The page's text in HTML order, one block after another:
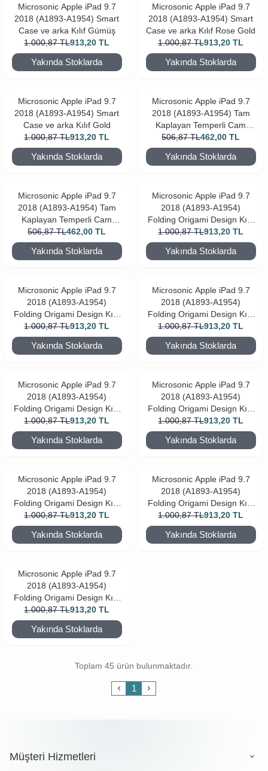
Microsonic Apple iPad 9.7
2018 (A1893-A1954) Smart
Case ve arka Kılıf Gümüş
1.000,87 TL913,20 TL
Yakında Stoklarda
Microsonic Apple iPad 9.7
2018 (A1893-A1954) Smart
Case ve arka Kılıf Rose Gold
1.000,87 TL913,20 TL
Yakında Stoklarda
Microsonic Apple iPad 9.7
2018 (A1893-A1954) Smart
Case ve arka Kılıf Gold
1.000,87 TL913,20 TL
Yakında Stoklarda
Microsonic Apple iPad 9.7
2018 (A1893-A1954) Tam
Kaplayan Temperli Cam
Ekran Koruyucu Beyaz
506,87 TL462,00 TL
Yakında Stoklarda
Microsonic Apple iPad 9.7
2018 (A1893-A1954) Tam
Kaplayan Temperli Cam
Ekran Koruyucu Siyah
506,87 TL462,00 TL
Yakında Stoklarda
Microsonic Apple iPad 9.7
2018 (A1893-A1954)
Folding Origami Design Kılıf
Gold
1.000,87 TL913,20 TL
Yakında Stoklarda
Microsonic Apple iPad 9.7
2018 (A1893-A1954)
Folding Origami Design Kılıf
Kırmızı
1.000,87 TL913,20 TL
Yakında Stoklarda
Microsonic Apple iPad 9.7
2018 (A1893-A1954)
Folding Origami Design Kılıf
Lacivert
1.000,87 TL913,20 TL
Yakında Stoklarda
Microsonic Apple iPad 9.7
2018 (A1893-A1954)
Folding Origami Design Kılıf
Mor
1.000,87 TL913,20 TL
Yakında Stoklarda
Microsonic Apple iPad 9.7
2018 (A1893-A1954)
Folding Origami Design Kılıf
Pembe
1.000,87 TL913,20 TL
Yakında Stoklarda
Microsonic Apple iPad 9.7
2018 (A1893-A1954)
Folding Origami Design Kılıf
Rose Gold
1.000,87 TL913,20 TL
Yakında Stoklarda
Microsonic Apple iPad 9.7
2018 (A1893-A1954)
Folding Origami Design Kılıf
Siyah
1.000,87 TL913,20 TL
Yakında Stoklarda
Microsonic Apple iPad 9.7
2018 (A1893-A1954)
Folding Origami Design Kılıf
Turkuaz
1.000,87 TL913,20 TL
Yakında Stoklarda
Toplam 45 ürün bulunmaktadır.
1
Müşteri Hizmetleri